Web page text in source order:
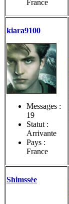
France
kiara9100
Messages :
19
Statut :
Arrivante
Pays :
France
Shimssée